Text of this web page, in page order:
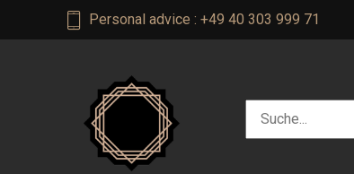
Personal advice : +49 40 303 999 71